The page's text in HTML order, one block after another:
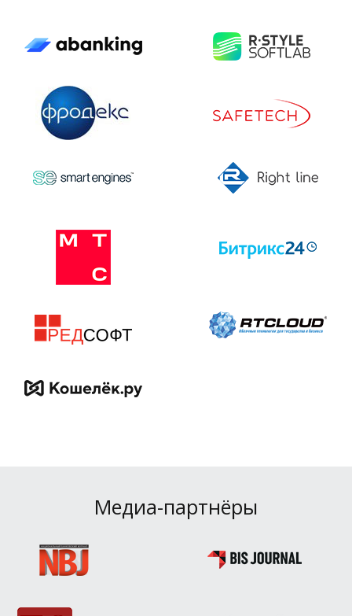
Медиа-партнёры